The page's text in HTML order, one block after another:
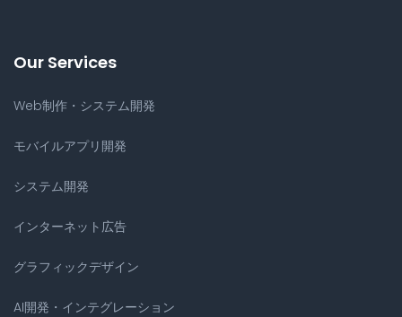
Our Services
Web制作・システム開発
モバイルアプリ開発
システム開発
インターネット広告
グラフィックデザイン
AI開発・インテグレーション